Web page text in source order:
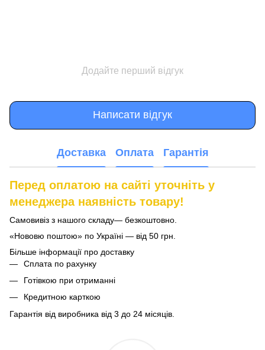
Додайте перший відгук
Написати відгук
Доставка Оплата Гарантія
Перед оплатою на сайті уточніть у
менеджера наявність товару!
Самовивіз з нашого складу— безкоштовно.
«Нововю поштою» по Україні — від 50 грн.
Більше інформації про доставку
Сплата по рахунку
Готівкою при отриманні
Кредитною карткою
Гарантія від виробника від 3 до 24 місяців.